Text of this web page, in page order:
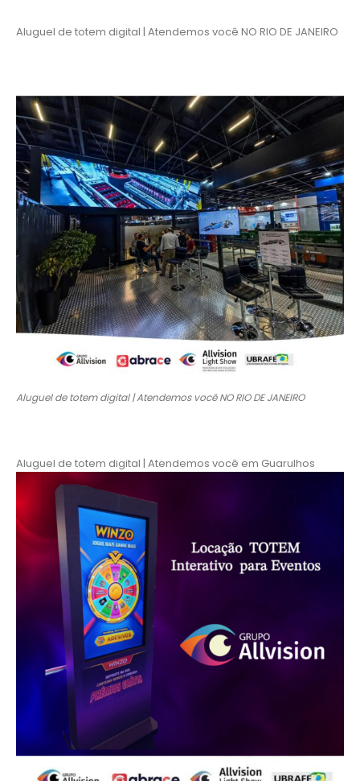
Aluguel de totem digital | Atendemos você NO RIO DE JANEIRO
Aluguel de totem digital | Atendemos você NO RIO DE JANEIRO
Aluguel de totem digital | Atendemos você em Guarulhos